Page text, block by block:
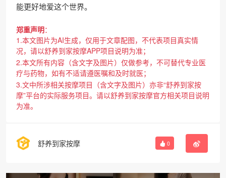
能更好地爱这个世界。
郑重声明：
1.本文图片为AI生成，仅用于文章配图，不代表项目真实情
况，请以舒养到家按摩APP项目说明为准；
2.本文所有内容（含文字及图片）仅做参考，不可替代专业医
疗与药物，如有不适请遵医嘱和及时就医；
3.文中所涉相关按摩项目（含文字及图片）亦非“舒养到家按
摩”平台的实际服务项目。请以舒养到家按摩官方相关项目说明
为准。
舒养到家按摩 0